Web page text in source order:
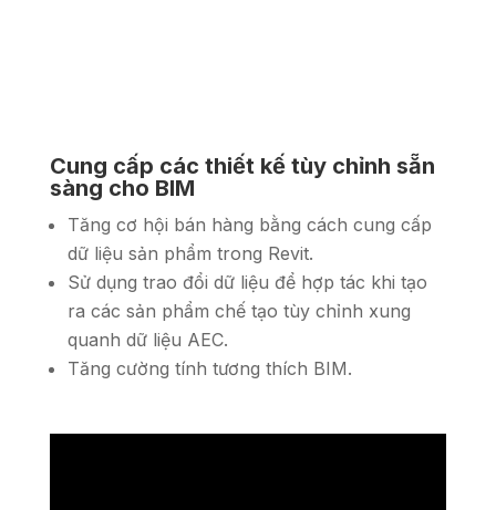
Cung cấp các thiết kế tùy chỉnh sẵn
sàng cho BIM
Tăng cơ hội bán hàng bằng cách cung cấp
dữ liệu sản phẩm trong Revit.
Sử dụng trao đổi dữ liệu để hợp tác khi tạo
ra các sản phẩm chế tạo tùy chỉnh xung
quanh dữ liệu AEC.
Tăng cường tính tương thích BIM.